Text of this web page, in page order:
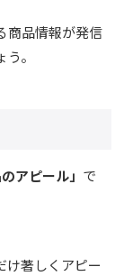
商品情報が発信
。
アピール」 で
け著しくアピー